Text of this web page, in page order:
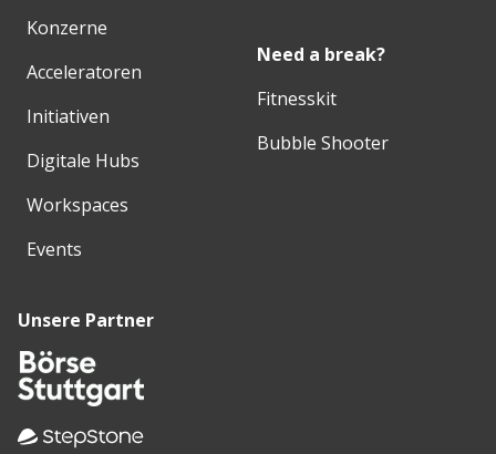
Konzerne
Acceleratoren
Initiativen
Digitale Hubs
Workspaces
Events
Need a break?
Fitnesskit
Bubble Shooter
Unsere Partner